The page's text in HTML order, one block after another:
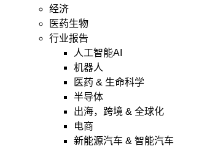
经济
医药生物
行业报告
人工智能AI
机器人
医药 & 生命科学
半导体
出海，跨境 & 全球化
电商
新能源汽车 & 智能汽车